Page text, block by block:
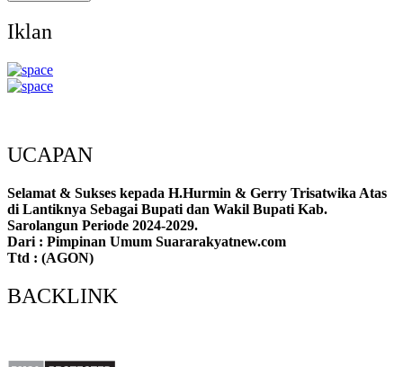
Iklan
UCAPAN
Selamat & Sukses kepada H.Hurmin & Gerry Trisatwika Atas
di Lantiknya Sebagai Bupati dan Wakil Bupati Kab.
Sarolangun Periode 2024-2029.
Dari : Pimpinan Umum Suararakyatnew.com
Ttd : (AGON)
BACKLINK